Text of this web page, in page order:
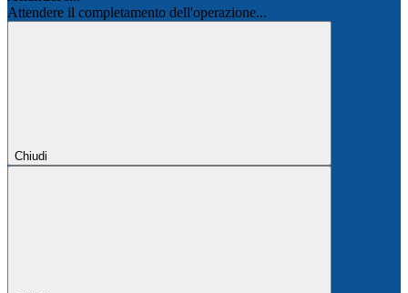
Attendere il completamento dell'operazione...
Chiudi